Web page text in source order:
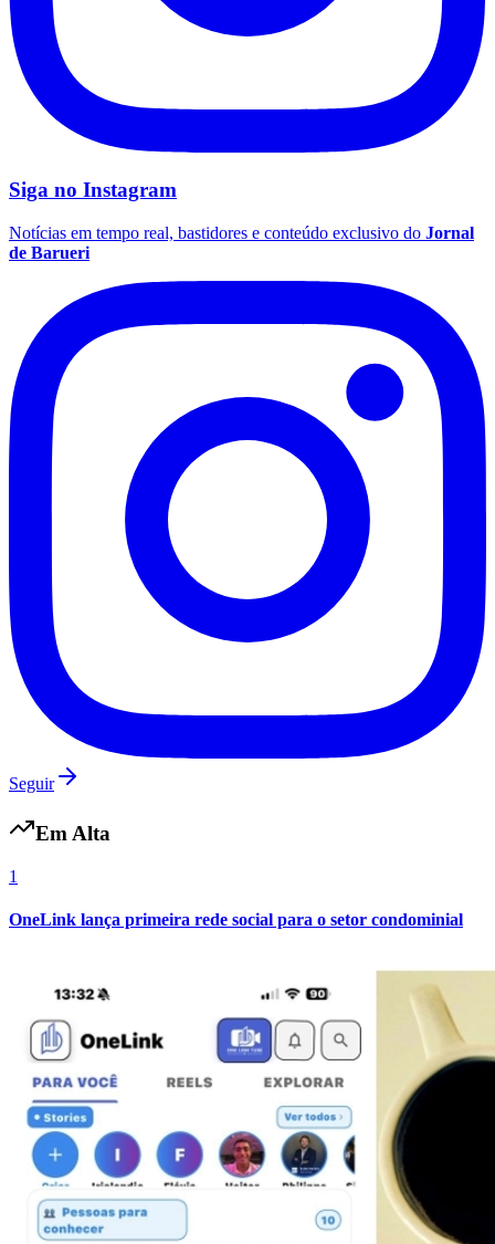
São Paulo
Santos
Flamengo
Siga no Instagram
Notícias em tempo real, bastidores e conteúdo exclusivo do Jornal
de Barueri
Seguir
Em Alta
1
OneLink lança primeira rede social para o setor condominial